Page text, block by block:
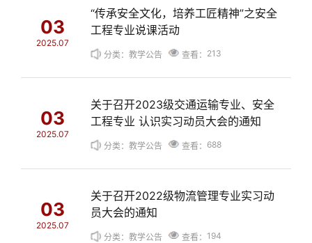
03
2025.07
“传承安全文化，培养工匠精神”之安全
工程专业说课活动
分类：教学公告 查看： 213
03
2025.07
关于召开2023级交通运输专业、安全
工程专业 认识实习动员大会的通知
分类：教学公告 查看： 688
03
2025.07
关于召开2022级物流管理专业实习动
员大会的通知
分类：教学公告 查看： 194